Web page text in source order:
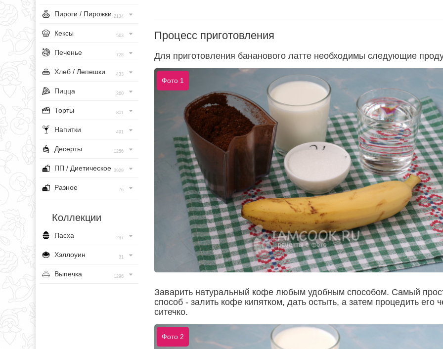
Пироги / Пирожки 2134
Кексы 563
Печенье 728
Хлеб / Лепешки 433
Пицца 260
Торты 801
Напитки 491
Десерты 1256
ПП / Диетическое 3929
Разное 76
Коллекции
Пасха 237
Хэллоуин 31
Выпечка 1296
Процесс приготовления
Для приготовления бананового латте необходимы следующие
Фото 1
Заварить натуральный кофе любым удобным способом. Самый
способ - залить кофе кипятком, дать остыть, а затем процедить его
ситечко.
Фото 2